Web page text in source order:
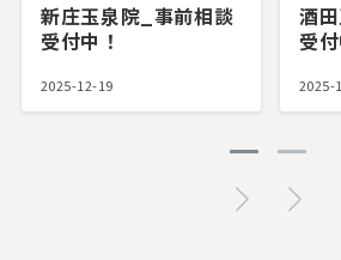
新庄玉泉院_事前相談
受付中！
2025-12-19
酒
受
2025-